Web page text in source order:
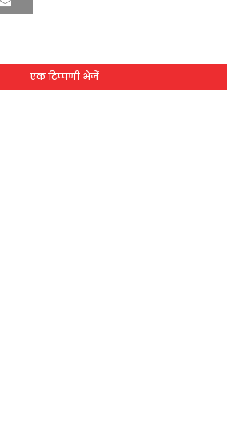
एक टिप्पणी भेजें